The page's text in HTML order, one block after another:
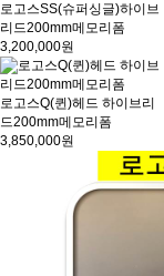
로고스SS(슈퍼싱글)하이브
리드200mm메모리폼
3,200,000원
로고스Q(퀸)헤드 하이브리
드200mm메모리폼
3,850,000원